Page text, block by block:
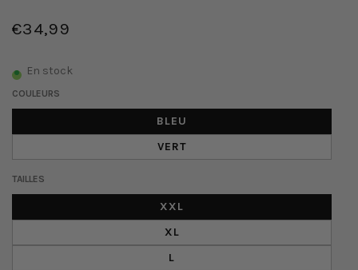
€34,99
/
UNITAIRE
En stock
COULEURS
BLEU
VERT
TAILLES
XXL
XL
L